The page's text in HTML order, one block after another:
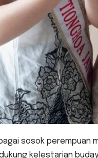
sosok perempuan
kelestarian